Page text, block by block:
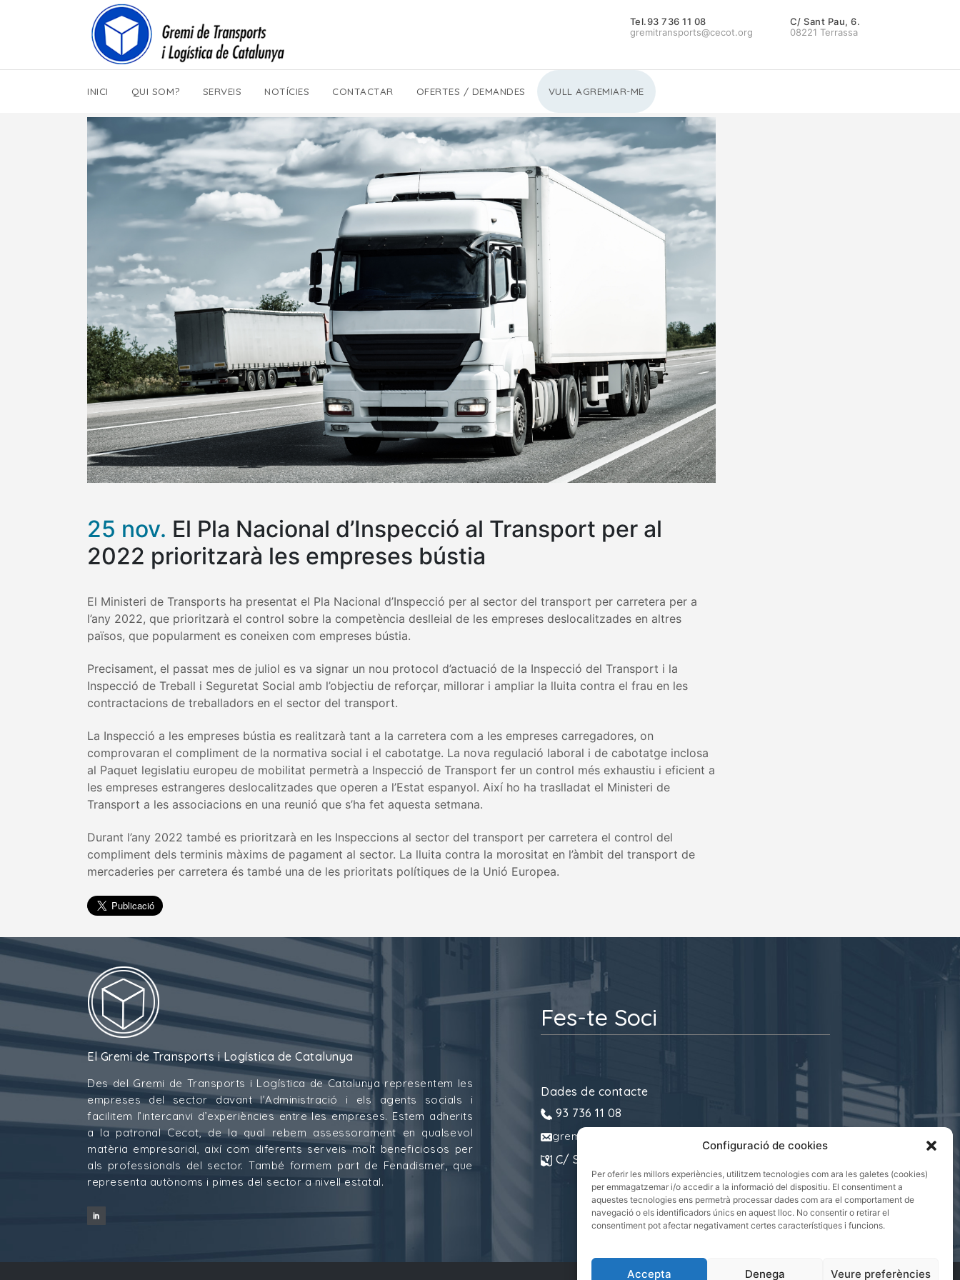
Configuració de cookies
Per oferir les millors experiències, utilitzem tecnologies com ara les galetes (cookies)
per emmagatzemar i/o accedir a la informació del dispositiu. El consentiment a
aquestes tecnologies ens permetrà processar dades com ara el comportament de
navegació o els identificadors únics en aquest lloc. No consentir o retirar el
consentiment pot afectar negativament certes característiques i funcions.
Accepta Denega Veure preferències
Tel.93 736 11 08
gremitransports@cecot.org
C/ Sant Pau, 6.
08221 Terrassa
INICI QUI SOM? SERVEIS NOTÍCIES CONTACTAR OFERTES / DEMANDES VULL AGREMIAR-ME
25 nov. El Pla Nacional d’Inspecció al Transport per al
2022 prioritzarà les empreses bústia
El Ministeri de Transports ha presentat el Pla Nacional d’Inspecció per al sector del transport per carretera per a
l’any 2022, que prioritzarà el control sobre la competència deslleial de les empreses deslocalitzades en altres
països, que popularment es coneixen com empreses bústia.
Precisament, el passat mes de juliol es va signar un nou protocol d’actuació de la Inspecció del Transport i la
Inspecció de Treball i Seguretat Social amb l’objectiu de reforçar, millorar i ampliar la lluita contra el frau en les
contractacions de treballadors en el sector del transport.
La Inspecció a les empreses bústia es realitzarà tant a la carretera com a les empreses carregadores, on
comprovaran el compliment de la normativa social i el cabotatge. La nova regulació laboral i de cabotatge inclosa
al Paquet legislatiu europeu de mobilitat permetrà a Inspecció de Transport fer un control més exhaustiu i eficient a
les empreses estrangeres deslocalitzades que operen a l’Estat espanyol. Així ho ha traslladat el Ministeri de
Transport a les associacions en una reunió que s’ha fet aquesta setmana.
Durant l’any 2022 també es prioritzarà en les Inspeccions al sector del transport per carretera el control del
compliment dels terminis màxims de pagament al sector. La lluita contra la morositat en l’àmbit del transport de
mercaderies per carretera és també una de les prioritats polítiques de la Unió Europea.
El Gremi de Transports i Logística de Catalunya
Des del Gremi de Transports i Logística de Catalunya representem les
empreses del sector davant l’Administració i els agents socials i
facilitem l’intercanvi d’experiències entre les empreses. Estem adherits
a la patronal Cecot, de la qual rebem assessorament en qualsevol
matèria empresarial, així com diferents serveis molt beneficiosos per
als professionals del sector. També formem part de Fenadismer, que
representa autònoms i pimes del sector a nivell estatal.
Fes-te Soci
Dades de contacte
93 736 11 08
gremitransports@cecot.org
C/ Sant Pau, 6. 08221 Terrassa